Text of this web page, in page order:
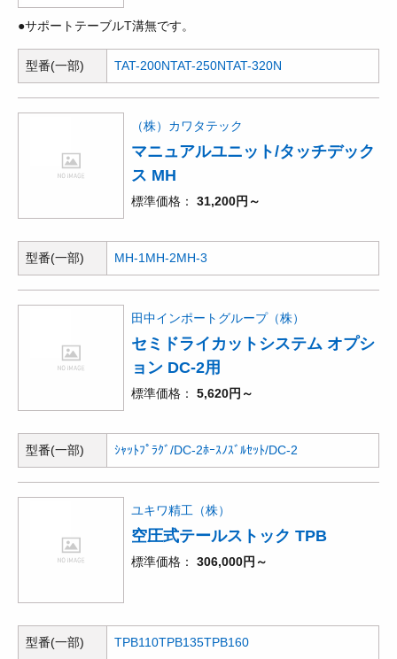
●サポートテーブルT溝無です。
型番(一部) TAT-200NTAT-250NTAT-320N
（株）カワタテック
マニュアルユニット/タッチデック
ス MH
標準価格 31,200円～
型番(一部) MH-1 MH-2MH-3
田中インポートグループ（株）
セミドライカットシステム オプシ
ョン DC-2用
標準価格 5,620円～
型番(一部) ｼｬｯﾄﾌﾟﾗｸﾞ/DC-2ﾎｰｽﾉｽﾞﾙｾｯﾄ/DC-2
ユキワ精工（株）
空圧式テールストック TPB
標準価格 306,000円～
型番(一部) TPB110TPB135TPB160